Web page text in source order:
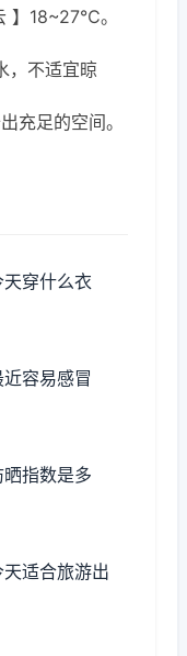
】18~27℃。
，不适宜晾
充足的空间。
穿什么衣
容易感冒
指数是多
适合旅游出